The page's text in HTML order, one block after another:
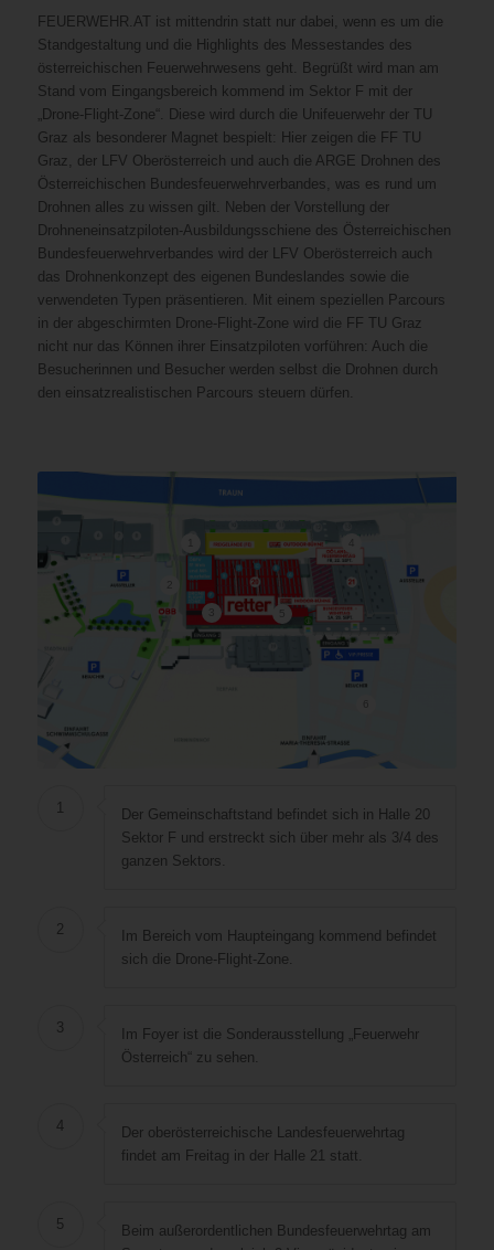
FEUERWEHR.AT ist mittendrin statt nur dabei, wenn es um die
Standgestaltung und die Highlights des Messestandes des
österreichischen Feuerwehrwesens geht. Begrüßt wird man am
Stand vom Eingangsbereich kommend im Sektor F mit der
„Drone-Flight-Zone“. Diese wird durch die Unifeuerwehr der TU
Graz als besonderer Magnet bespielt: Hier zeigen die FF TU
Graz, der LFV Oberösterreich und auch die ARGE Drohnen des
Österreichischen Bundesfeuerwehrverbandes, was es rund um
Drohnen alles zu wissen gilt. Neben der Vorstellung der
Drohneneinsatzpiloten-Ausbildungsschiene des Österreichischen
Bundesfeuerwehrverbandes wird der LFV Oberösterreich auch
das Drohnenkonzept des eigenen Bundeslandes sowie die
verwendeten Typen präsentieren. Mit einem speziellen Parcours
in der abgeschirmten Drone-Flight-Zone wird die FF TU Graz
nicht nur das Können ihrer Einsatzpiloten vorführen: Auch die
Besucherinnen und Besucher werden selbst die Drohnen durch
den einsatzrealistischen Parcours steuern dürfen.
1
Der Gemeinschaftstand befindet sich in Halle 20
Sektor F und erstreckt sich über mehr als 3/4 des
ganzen Sektors.
2
Im Bereich vom Haupteingang kommend befindet
sich die Drone-Flight-Zone.
3
Im Foyer ist die Sonderausstellung „Feuerwehr
Österreich“ zu sehen.
4
Der oberösterreichische Landesfeuerwehrtag
findet am Freitag in der Halle 21 statt.
5
Beim außerordentlichen Bundesfeuerwehrtag am